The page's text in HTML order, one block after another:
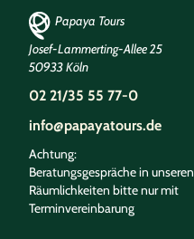
Papaya Tours
Josef-Lammerting-Allee 25
50933 Köln
02 21/35 55 77-0
info@papayatours.de
Achtung:
Beratungsgespräche in unseren
Räumlichkeiten bitte nur mit
Terminvereinbarung